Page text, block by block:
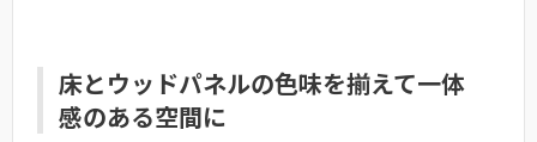
床とウッドパネルの色味を揃えて一体
感のある空間に